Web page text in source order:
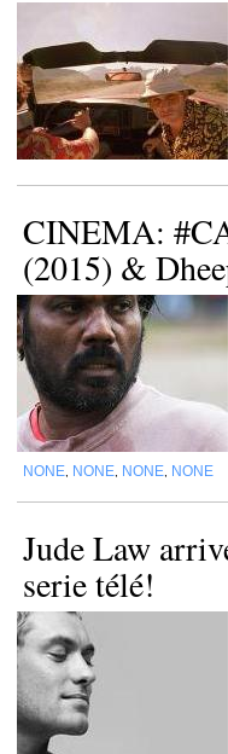
CINEMA:
(2015) &
NONE NONE NONE NONE
Jude Law
serie télé!